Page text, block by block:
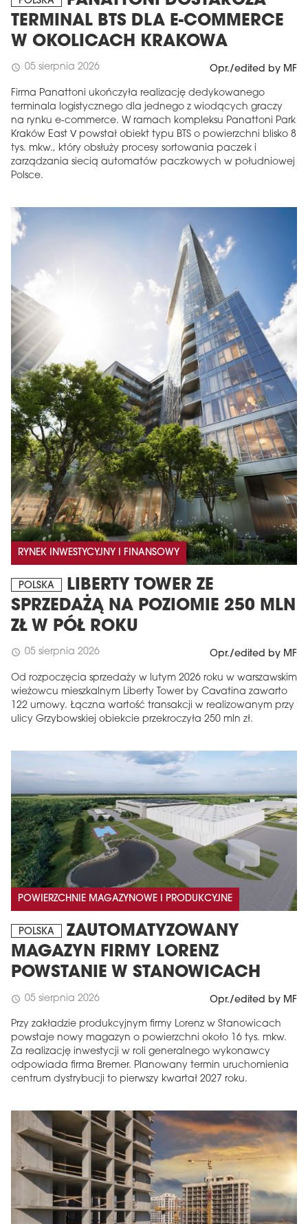
TERMINAL BTS DLA E-COMMERCE
W OKOLICACH KRAKOWA
schedule 05 sierpnia 2026 Opr./edited by MF
Firma Panattoni ukończyła realizację dedykowanego
terminala logistycznego dla jednego z wiodących graczy
na rynku e-commerce. W ramach kompleksu Panattoni Park
Kraków East V powstał obiekt typu BTS o powierzchni blisko 8
tys. mkw., który obsłuży procesy sortowania paczek i
zarządzania siecią automatów paczkowych w południowej
Polsce.
RYNEK INWESTYCYJNY I FINANSOWY
POLSKA
LIBERTY TOWER ZE
SPRZEDAŻĄ NA POZIOMIE 250 MLN
ZŁ W PÓŁ ROKU
schedule 05 sierpnia 2026 Opr./edited by MF
Od rozpoczęcia sprzedaży w lutym 2026 roku w warszawskim
wieżowcu mieszkalnym Liberty Tower by Cavatina zawarto
122 umowy. Łączna wartość transakcji w realizowanym przy
ulicy Grzybowskiej obiekcie przekroczyła 250 mln zł.
POWIERZCHNIE MAGAZYNOWE I PRODUKCYJNE
POLSKA
ZAUTOMATYZOWANY
MAGAZYN FIRMY LORENZ
POWSTANIE W STANOWICACH
schedule 05 sierpnia 2026 Opr./edited by MF
Przy zakładzie produkcyjnym firmy Lorenz w Stanowicach
powstaje nowy magazyn o powierzchni około 16 tys. mkw.
Za realizację inwestycji w roli generalnego wykonawcy
odpowiada firma Bremer. Planowany termin uruchomienia
centrum dystrybucji to pierwszy kwartał 2027 roku.